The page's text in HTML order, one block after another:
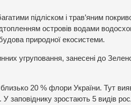
підліском і трав’яним
островів водами
природної екосистеми.
угруповання, занесені до
20 % флори України. Тут
заповіднику зростають 5 видів